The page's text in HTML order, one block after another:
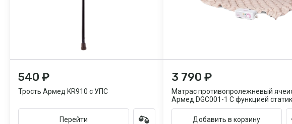
540 ₽
Трость Армед KR910 с УПС
Перейти
3 790 ₽
Матрас противопролежневый
Армед DGC001-1 С функцией статик
Добавить в корзину